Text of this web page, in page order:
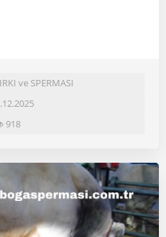
ve SPERMASI
918